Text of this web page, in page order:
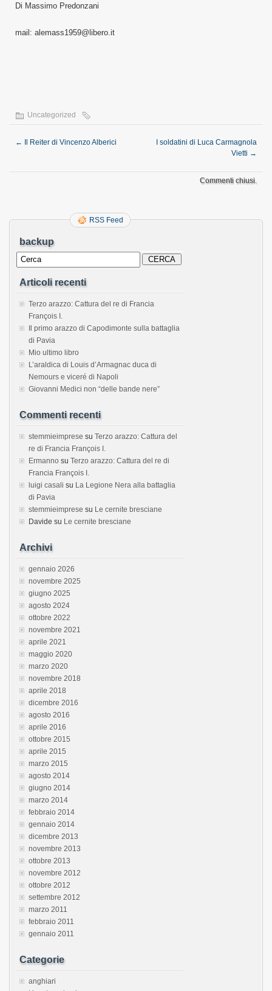
Di Massimo Predonzani
mail: alemass1959@libero.it
Uncategorized
← Il Reiter di Vincenzo Alberici
I soldatini di Luca Carmagnola
Vietti →
Commenti chiusi.
RSS Feed
backup
Articoli recenti
Terzo arazzo: Cattura del re di Francia
François I.
Il primo arazzo di Capodimonte sulla battaglia
di Pavia
Mio ultimo libro
L’araldica di Louis d’Armagnac duca di
Nemours e viceré di Napoli
Giovanni Medici non “delle bande nere”
Commenti recenti
stemmieimprese su Terzo arazzo: Cattura del
re di Francia François I.
Ermanno su Terzo arazzo: Cattura del re di
Francia François I.
luigi casali su La Legione Nera alla battaglia
di Pavia
stemmieimprese su Le cernite bresciane
Davide su Le cernite bresciane
Archivi
gennaio 2026
novembre 2025
giugno 2025
agosto 2024
ottobre 2022
novembre 2021
aprile 2021
maggio 2020
marzo 2020
novembre 2018
aprile 2018
dicembre 2016
agosto 2016
aprile 2016
ottobre 2015
aprile 2015
marzo 2015
agosto 2014
giugno 2014
marzo 2014
febbraio 2014
gennaio 2014
dicembre 2013
novembre 2013
ottobre 2013
novembre 2012
ottobre 2012
settembre 2012
marzo 2011
febbraio 2011
gennaio 2011
Categorie
anghiari